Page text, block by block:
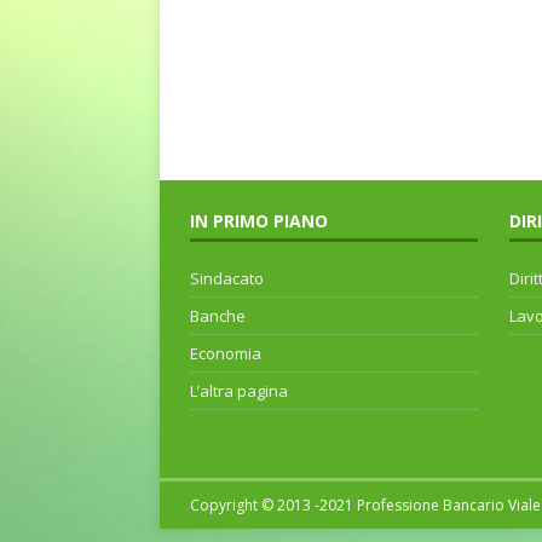
IN PRIMO PIANO
Sindacato
Banche
Economia
L’altra pagina
Copyright © 2013 -2021 Professione Bancario